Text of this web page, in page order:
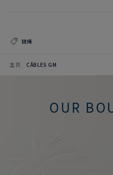
链绳
主页 CÂBLES GM
OUR